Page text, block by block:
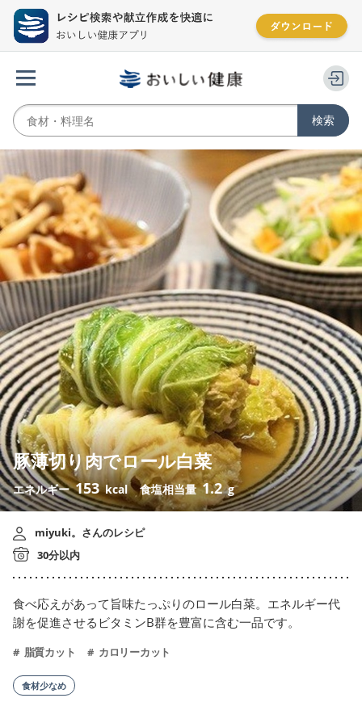
豚薄切り肉でロール白菜
エネルギー153 kcal 食塩相当量1.2 g
miyuki。さんのレシピ
30分以内
食べ応えがあって旨味たっぷりのロール白菜。エネルギー代
謝を促進させるビタミンB群を豊富に含む一品です。
脂質カット カロリーカット
食材少なめ